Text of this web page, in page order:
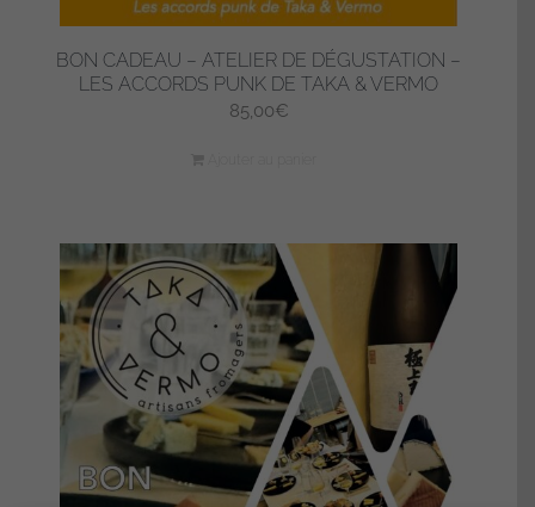
BON CADEAU – ATELIER DE DÉGUSTATION –
LES ACCORDS PUNK DE TAKA & VERMO
85,00€